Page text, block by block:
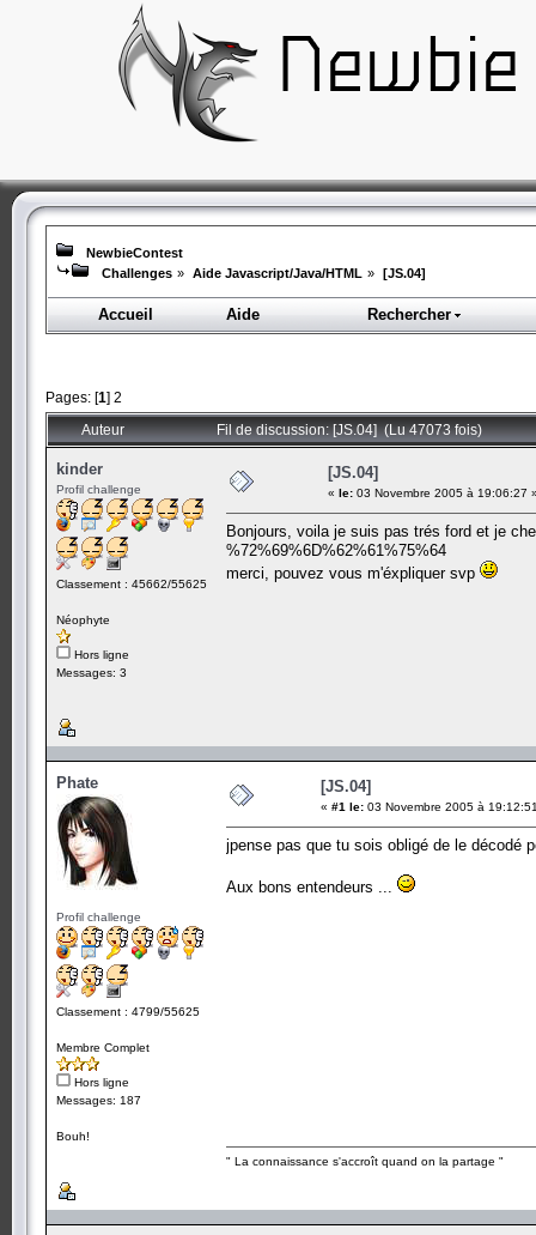
NewbieContest
Challenges » Aide Javascript/Java/HTML » [JS.04]
Accueil Aide Rechercher
Pages: [1] 2
Auteur Fil de discussion: [JS.04] (Lu 47073 fois)
kinder
Profil challenge
Classement : 45662/55625
Néophyte
Hors ligne
Messages: 3
[JS.04]
« le: 03 Novembre 2005 à 19:06:27
Bonjours, voila je suis pas trés ford et je
%72%69%6D%62%61%75%64
merci, pouvez vous m'éxpliquer svp
Phate
Profil challenge
Classement : 4799/55625
Membre Complet
Hors ligne
Messages: 187
Bouh!
[JS.04]
« #1 le: 03 Novembre 2005 à
jpense pas que tu sois obligé de le décodé
Aux bons entendeurs ...
" La connaissance s'accroît quand on la partage "